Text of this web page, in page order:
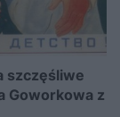
szczęśliwe
Goworkowa z